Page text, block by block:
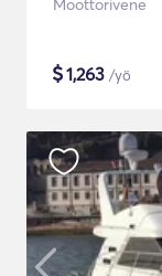
Moottorivene
$1,263 /yö